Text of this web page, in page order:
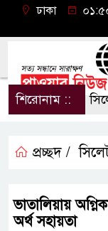
ঢাকা
শিরোনাম ::সিলেট
প্রচ্ছদ /
ভাতালিয়ায়
অর্থ সহায়তা